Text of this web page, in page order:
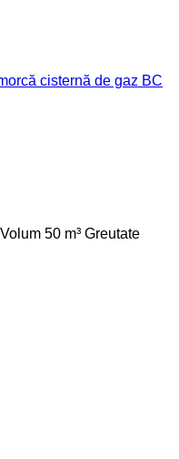
cisternă de gaz BC
Volum 50 m³ Greutate